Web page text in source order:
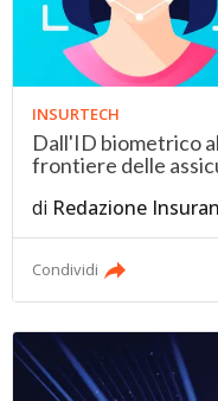
INSURTECH
Dall'ID biometrico
frontiere delle
di Redazione
Condividi